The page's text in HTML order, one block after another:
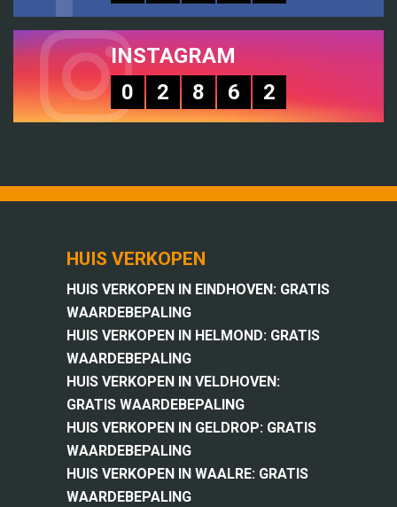
INSTAGRAM
0
2 8 6 2
HUIS VERKOPEN
HUIS VERKOPEN IN EINDHOVEN: GRATIS
WAARDEBEPALING
HUIS VERKOPEN IN HELMOND: GRATIS
WAARDEBEPALING
HUIS VERKOPEN IN VELDHOVEN:
GRATIS WAARDEBEPALING
HUIS VERKOPEN IN GELDROP: GRATIS
WAARDEBEPALING
HUIS VERKOPEN IN WAALRE: GRATIS
WAARDEBEPALING